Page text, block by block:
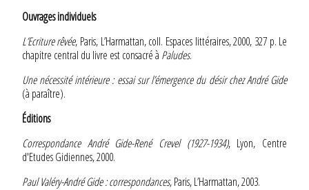
Ouvrages individuels
L’Ecriture rêvée, Paris, L’Harmattan, coll. Espaces littéraires, 2000, 327 p. Le
chapitre central du livre est consacré à Paludes.
Une nécessité intérieure : essai sur l’émergence du désir chez André Gide
(à paraître).
Éditions
Correspondance André Gide-René Crevel (1927-1934), Lyon, Centre
d'Etudes Gidiennes, 2000.
Paul Valéry-André Gide : correspondances, Paris, L’Harmattan, 2003.